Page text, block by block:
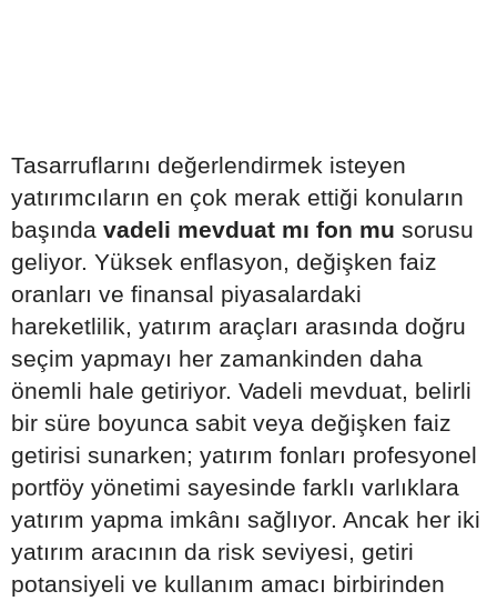
Tasarruflarını değerlendirmek isteyen
yatırımcıların en çok merak ettiği konuların
başında vadeli mevduat mı fon mu sorusu
geliyor. Yüksek enflasyon, değişken faiz
oranları ve finansal piyasalardaki
hareketlilik, yatırım araçları arasında doğru
seçim yapmayı her zamankinden daha
önemli hale getiriyor. Vadeli mevduat, belirli
bir süre boyunca sabit veya değişken faiz
getirisi sunarken; yatırım fonları profesyonel
portföy yönetimi sayesinde farklı varlıklara
yatırım yapma imkânı sağlıyor. Ancak her iki
yatırım aracının da risk seviyesi, getiri
potansiyeli ve kullanım amacı birbirinden